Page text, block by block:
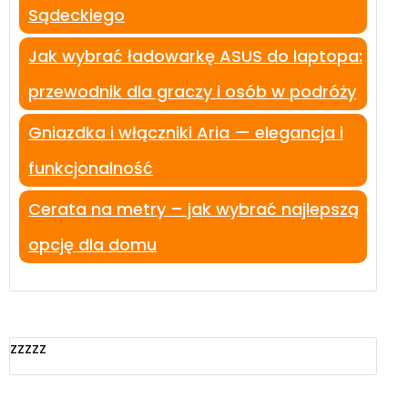
Sądeckiego
Jak wybrać ładowarkę ASUS do laptopa:
przewodnik dla graczy i osób w podróży
Gniazdka i włączniki Aria — elegancja i
funkcjonalność
Cerata na metry – jak wybrać najlepszą
opcję dla domu
zzzzz